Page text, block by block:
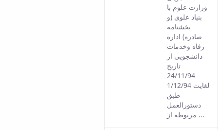
version
of this
وزارت علوم با
بنیاد علوی (و
بخشنامه
صادره) اداره
رفاه وخدمات
دانشجویی از
تاریخ
24/11/94
لغایت 1/12/94
طبق
دستورالعمل
مربوطه از ...